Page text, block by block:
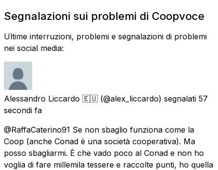
Segnalazioni sui problemi di Coopvoce
Ultime interruzioni, problemi e segnalazioni di problemi
nei social media:
Alessandro Liccardo 🇪🇺 (@alex_liccardo) segnalati 57
secondi fa
@RaffaCaterino91 Se non sbaglio funziona come la
Coop (anche Conad è una società cooperativa). Ma
posso sbagliarmi. È che vado poco al Conad e non ho
voglia di fare millemila tessere e raccolte punti, ho quella